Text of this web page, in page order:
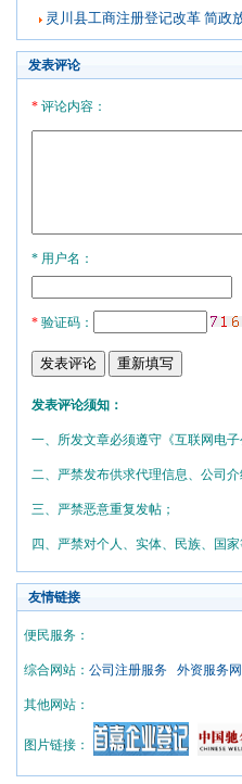
灵川县工商注册登记改革 简政
发表评论
*评论内容：
* 用户名：
*验证码：
发表评论须知：
一、所发文章必须遵守《互联网电子
二、严禁发布供求代理信息、公司
三、严禁恶意重复发帖；
四、严禁对个人、实体、民族、国家
友情链接
便民服务：
综合网站： 公司注册服务 外资服务网
其他网站：
图片链接：